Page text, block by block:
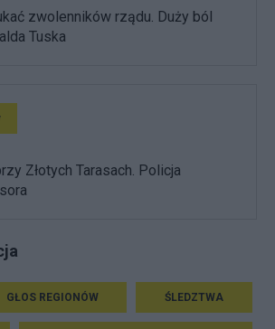
zwolenników rządu. Duży ból
Tuska
Złotych Tarasach. Policja
GŁOS REGIONÓW ŚLEDZTWA